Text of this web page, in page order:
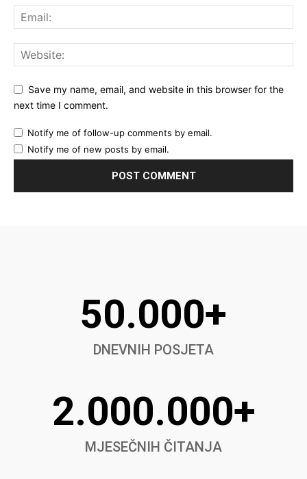
Save my name, email, and website in this browser for the
next time I comment.
Notify me of follow-up comments by email.
Notify me of new posts by email.
50.000+
DNEVNIH POSJETA
2.000.000+
MJESEČNIH ČITANJA